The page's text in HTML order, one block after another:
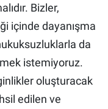
Bizler,
içinde dayanışma
da
istemiyoruz.
oluşturacak
edilen ve